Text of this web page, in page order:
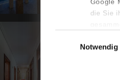
die Sie
Notwendig
Show